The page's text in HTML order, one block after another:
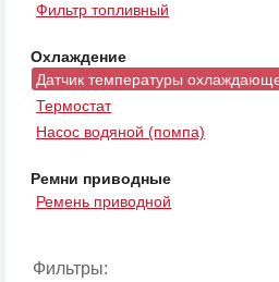
Фильтр топливный
Охлаждение
Датчик температуры
Термостат
Насос водяной (помпа)
Ремни приводные
Ремень приводной
Фильтры: